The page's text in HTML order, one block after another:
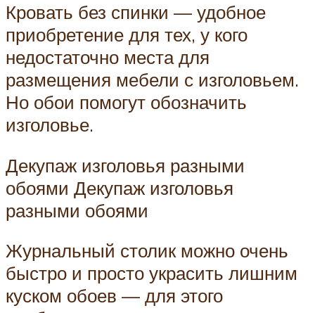
Кровать без спинки — удобное
приобретение для тех, у кого
недостаточно места для
размещения мебели с изголовьем.
Но обои помогут обозначить
изголовье.
Декупаж изголовья разными
обоями Декупаж изголовья
разными обоями
Журнальный столик можно очень
быстро и просто украсить лишним
куском обоев — для этого